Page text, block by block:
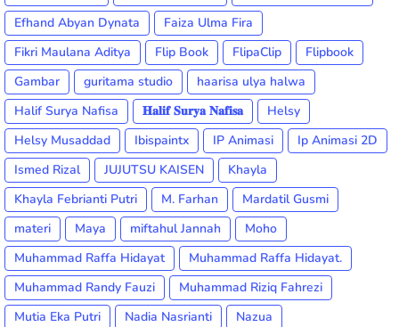
Efhand Abyan Dynata
Faiza Ulma Fira
Fikri Maulana Aditya
Flip Book FlipaClip
Flipbook
Gambar
guritama studio
haarisa ulya halwa
Halif Surya Nafisa
𝐇𝐚𝐥𝐢𝐟 𝐒𝐮𝐫𝐲𝐚 𝐍𝐚𝐟𝐢𝐬𝐚
Helsy
Helsy Musaddad
Ibispaintx IP Animasi
Ip Animasi 2D
Ismed Rizal
JUJUTSU KAISEN
Khayla
Khayla Febrianti Putri
M. Farhan
Mardatil Gusmi
materi
Maya miftahul Jannah
Moho
Muhammad Raffa Hidayat
Muhammad Raffa Hidayat.
Muhammad Randy Fauzi
Muhammad Riziq Fahrezi
Mutia Eka Putri
Nadia Nasrianti
Nazua